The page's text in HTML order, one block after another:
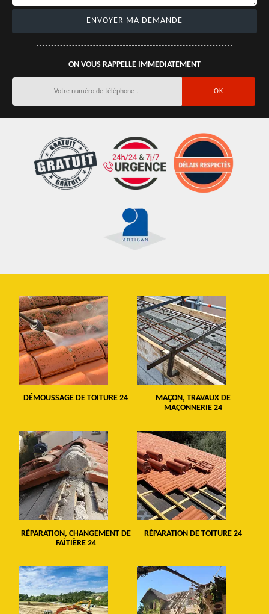
ON VOUS RAPPELLE IMMEDIATEMENT
DÉMOUSSAGE DE TOITURE 24
MAÇON, TRAVAUX DE
MAÇONNERIE 24
RÉPARATION, CHANGEMENT DE
FAÎTIÈRE 24
RÉPARATION DE TOITURE 24